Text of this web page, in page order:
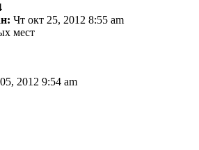
Чт окт 25, 2012 8:55 am
мест
2012 9:54 am